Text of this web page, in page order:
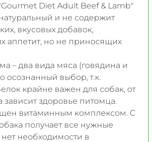
Diet Adult Beef & Lamb"
и не содержит
вкусовых добавок,
аппетит, но не приносящих
– два вида мяса (говядина и
осознанный выбор, т.к.
крайне важен для собак, от
зависит здоровье питомца.
витаминным комплексом. С
получает все нужные
необходимости в